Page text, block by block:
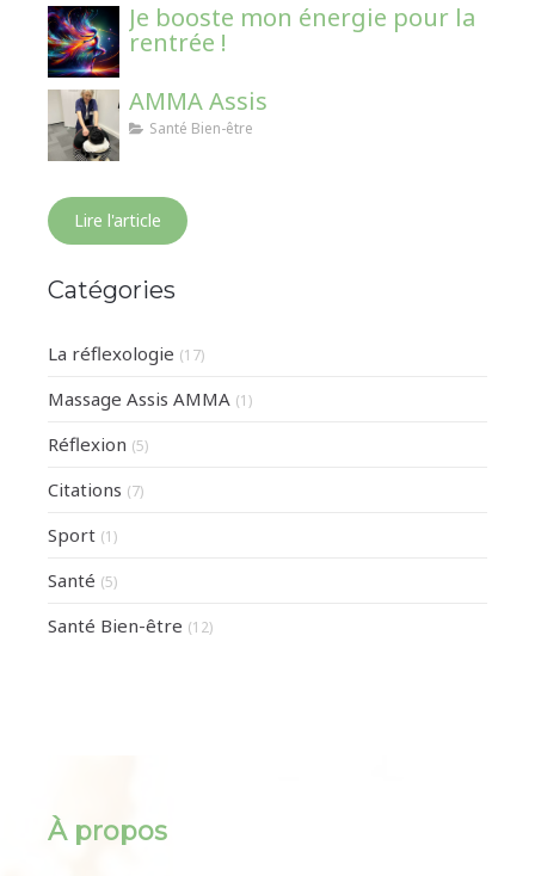
Je booste mon énergie pour la
rentrée !
AMMA Assis
Santé Bien-être
Lire l'article
Catégories
La réflexologie (17)
Massage Assis AMMA (1)
Réflexion (5)
Citations (7)
Sport (1)
Santé (5)
Santé Bien-être (12)
À propos